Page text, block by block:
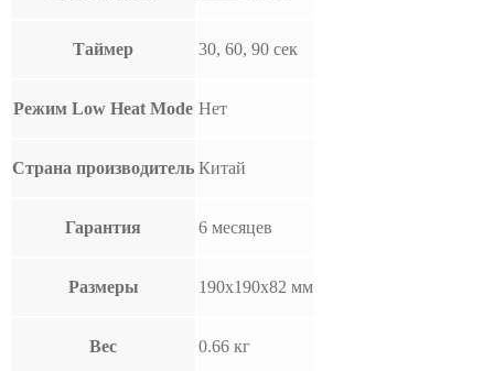
Таймер 30, 60, 90 сек
Режим Low Heat Mode Нет
Страна производитель Китай
Гарантия 6 месяцев
Размеры 190x190x82 мм
Вес 0.66 кг